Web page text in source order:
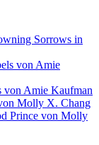
Sorrows in
von Amie
von Amie Kaufman
Molly X. Chang
Prince von Molly